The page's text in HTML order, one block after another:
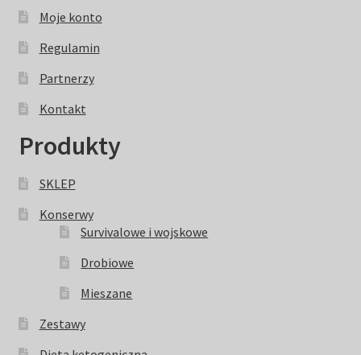
Moje konto
Regulamin
Partnerzy
Kontakt
Produkty
SKLEP
Konserwy
Survivalowe i wojskowe
Drobiowe
Mieszane
Zestawy